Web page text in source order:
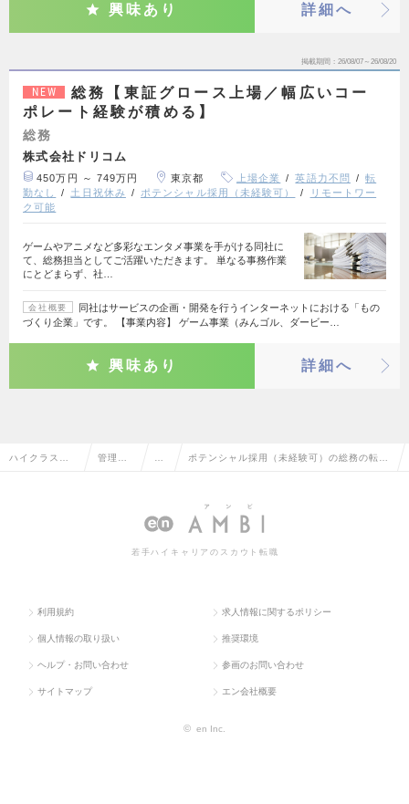
興味あり 詳細へ
掲載期間 26/08/07～26/08/20
NEW
総務【東証グロース上場／幅広いコー
ポレート経験が積める】
総務
株式会社ドリコム
450万円 ～ 749万円 東京都 上場企業 英語力不問
転
勤なし
土日祝休み ポテンシャル採用（未経験可）
リモートワー
ク可能
ゲームやアニメなど多彩なエンタメ事業を手がける同社に
て、総務担当としてご活躍いただきます。 単なる事務作業
にとどまらず、社…
会社概要
同社はサービスの企画・開発を行うインターネットにおける「もの
づくり企業」です。 【事業内容】 ゲーム事業（みんゴル、ダービー…
興味あり 詳細へ
ハイクラス求 管理部 ポテンシャル採用（未経験可）の総務の転
若手ハイキャリアのスカウト転職
利用規約 求人情報に関するポリシー
個人情報の取り扱い 推奨環境
ヘルプ・お問い合わせ 参画のお問い合わせ
サイトマップ エン会社概要
© en Inc.